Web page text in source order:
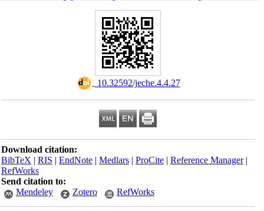
‎ 10.32592/jeche.4.4.27
Download citation:
BibTeX|RIS|EndNote|Medlars|ProCite|Reference Manager
RefWorks
Send citation to:
Mendeley
Zotero RefWorks